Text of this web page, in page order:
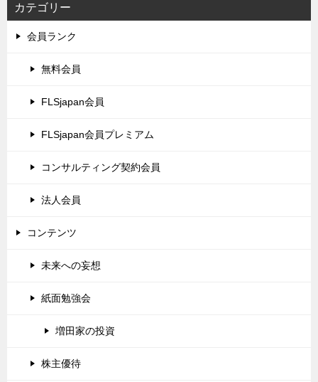
カテゴリー
会員ランク
無料会員
FLSjapan会員
FLSjapan会員プレミアム
コンサルティング契約会員
法人会員
コンテンツ
未来への妄想
紙面勉強会
増田家の投資
株主優待